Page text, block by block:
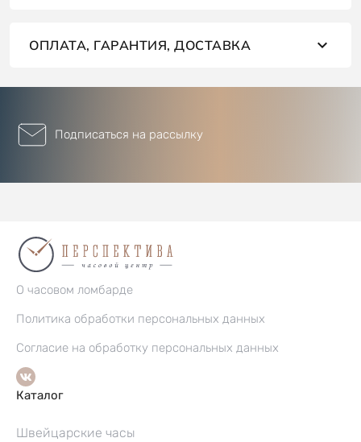
ОПЛАТА, ГАРАНТИЯ, ДОСТАВКА
Подписаться на рассылку
О часовом ломбарде
Политика обработки персональных данных
Согласие на обработку персональных данных
Каталог
Швейцарские часы